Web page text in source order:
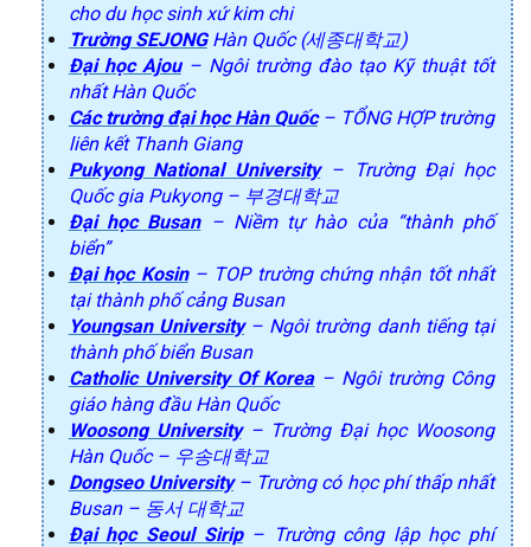
cho du học sinh xứ kim chi
Trường SEJONGHàn Quốc (세종대학교)
Đại học Ajou– Ngôi trường đào tạo Kỹ thuật tốt
nhất Hàn Quốc
Các trường đại học Hàn Quốc– TỔNG HỢP trường
liên kết Thanh Giang
Pukyong National University– Trường Đại học
Quốc gia Pukyong – 부경대학교
Đại học Busan– Niềm tự hào của “thành phố
biển”
Đại học Kosin– TOP trường chứng nhận tốt nhất
tại thành phố cảng Busan
Youngsan University– Ngôi trường danh tiếng tại
thành phố biển Busan
Catholic University Of Korea– Ngôi trường Công
giáo hàng đầu Hàn Quốc
Woosong University– Trường Đại học Woosong
Hàn Quốc – 우송대학교
Dongseo University– Trường có học phí thấp nhất
Busan – 동서 대학교
Đại học Seoul Sirip– Trường công lập học phí